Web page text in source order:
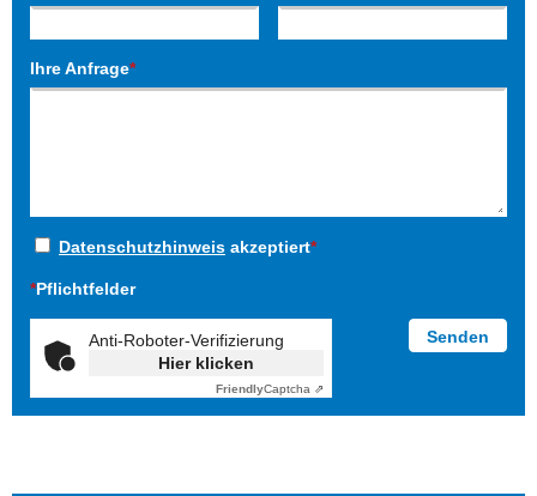
Ihre Anfrage*
Datenschutzhinweis akzeptiert*
*Pflichtfelder
Anti-Roboter-Verifizierung
Hier klicken
FriendlyCaptcha ⇗